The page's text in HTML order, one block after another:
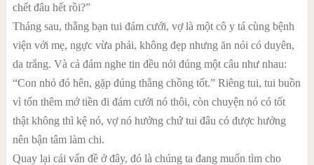
chết đâu hết rồi?”
Tháng sau, thằng bạn tui đám cưới, vợ là một cô y tá cùng bệnh
viện với mẹ, ngực vừa phải, không đẹp nhưng ăn nói có duyên,
da trắng. Và cả đám nghe tin đều nói đúng một câu như nhau:
“Con nhỏ đó hên, gặp đúng thằng chồng tốt.” Riêng tui, tui buồn
vì tốn thêm mớ tiền đi đám cưới nó thôi, còn chuyện nó có tốt
thật không thì kệ nó, vợ nó hưởng chứ tui đâu có được hưởng
nên bận tâm làm chi.
Quay lại cái vấn đề ở đây, đó là chúng ta đang muốn tìm cho